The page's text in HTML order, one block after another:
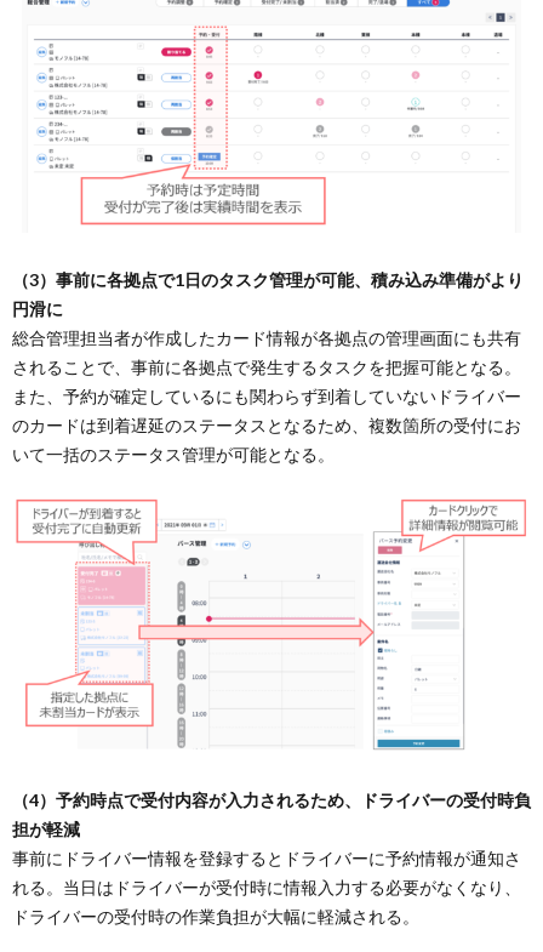
（3）事前に各拠点で1日のタスク管理が可能、積み込み準備がより
円滑に
総合管理担当者が作成したカード情報が各拠点の管理画面にも共有
されることで、事前に各拠点で発生するタスクを把握可能となる。
また、予約が確定しているにも関わらず到着していないドライバー
のカードは到着遅延のステータスとなるため、複数箇所の受付にお
いて一括のステータス管理が可能となる。
（4）予約時点で受付内容が入力されるため、ドライバーの受付時負
担が軽減
事前にドライバー情報を登録するとドライバーに予約情報が通知さ
れる。当日はドライバーが受付時に情報入力する必要がなくなり、
ドライバーの受付時の作業負担が大幅に軽減される。